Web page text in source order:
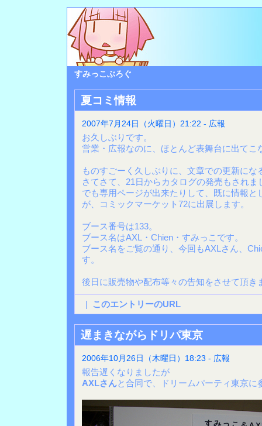
すみっこぶろぐ
夏コミ情報
2007年7月24日（火曜日）21:22 - 広報
お久しぶりです。
営業・広報なのに、ほとんど表舞台に出てこ
ものすごーく久しぶりに、文章での更新にな
さてさて、21日からカタログの発売もされ
でも専用ページが出来たりして、既に情報と
が、コミックマーケット72に出展します。
ブース番号は133。
ブース名はAXL・Chien・すみっこです。
ブース名をご覧の通り、今回もAXLさん、
す。
後日に販売物や配布等々の告知をさせて頂き
| このエントリーのURL
遅まきながらドリパ東京
2006年10月26日（木曜日）18:23 - 広報
報告遅くなりましたが
AXLさんと合同で、ドリームパーティ東京に